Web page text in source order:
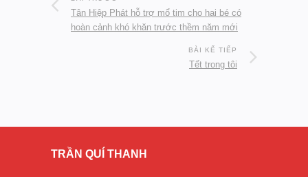
Tân Hiệp Phát hỗ trợ mổ tim cho hai bé có
hoàn cảnh khó khăn trước thềm năm mới
BÀI KẾ TIẾP
Tết trong tôi
TRẦN QUÍ THANH